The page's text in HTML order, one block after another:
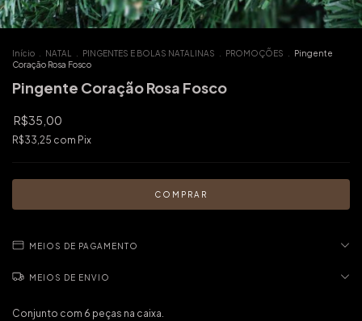
Início NATAL PINGENTES E BOLAS NATALINAS PROMOÇÕES
Pingente
Coração Rosa Fosco
Pingente Coração Rosa Fosco
R$35,00
R$33,25 com Pix
MEIOS DE PAGAMENTO
MEIOS DE ENVIO
Conjunto com 6 peças na caixa.